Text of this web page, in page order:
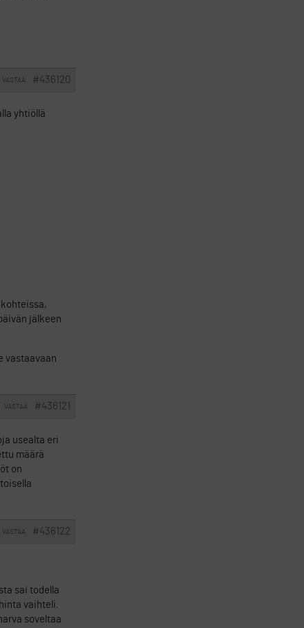
#436120
VASTAA
yhtiöllä
jälkeen
vastaavaan
#436121
VASTAA
usealta eri
määrä
on
#436122
VASTAA
sai todella
vaihteli.
soveltaa